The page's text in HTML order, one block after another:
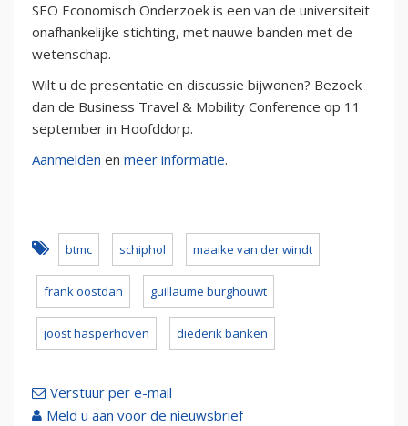
SEO Economisch Onderzoek is een van de universiteit
onafhankelijke stichting, met nauwe banden met de
wetenschap.
Wilt u de presentatie en discussie bijwonen? Bezoek
dan de Business Travel & Mobility Conference op 11
september in Hoofddorp.
Aanmelden en meer informatie.
btmc schiphol maaike van der windt
frank oostdan guillaume burghouwt
joost hasperhoven diederik banken
Verstuur per e-mail
Meld u aan voor de nieuwsbrief